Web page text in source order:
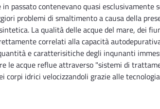
passato contenevano quasi esclusivamente
problemi di smaltimento a causa della
La qualità delle acque del mare, dei
correlati alla capacità
e caratterisitiche degli inqunanti
le acque reflue attraverso "sistemi di
corpi idrici velocizzandoli grazie alle